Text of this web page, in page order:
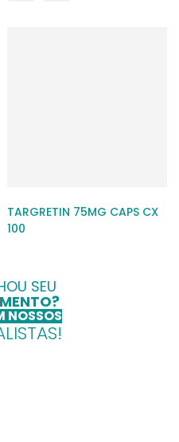
TARGRETIN 75MG CAPS CX
100
SEU
NOSSOS